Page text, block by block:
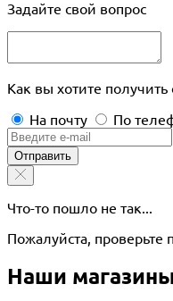
Задайте свой вопрос
Как вы хотите получить
На почту
По
Отправить
Что-то пошло не так...
Пожалуйста,
Наши